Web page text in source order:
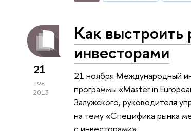
21
ноя
2013
Как выстроить
инвесторами
21 ноября Международный
программы «Master in
Залужского, руководителя
на тему «Специфика рынка
с инвесторами».